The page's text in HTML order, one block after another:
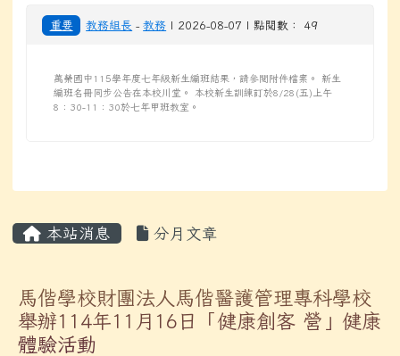
重要 教務組長 -教務 | 2026-08-07 | 點閱數： 49
萬榮國中115學年度七年級新生編班結果，請參閱附件檔案。 新生
編班名冊同步公告在本校川堂。 本校新生訓練訂於8/28(五)上午
8：30-11：30於七年甲班教室。
本站消息 分月文章
馬偕學校財團法人馬偕醫護管理專科學校
舉辦114年11月16日「健康創客 營」健康
體驗活動